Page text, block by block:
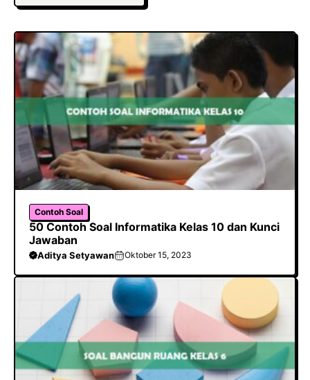
b
o
o
k
s
A
p
p
a
m
Contoh Soal
50 Contoh Soal Informatika Kelas 10 dan Kunci
Jawaban
Aditya Setyawan Oktober 15, 2023